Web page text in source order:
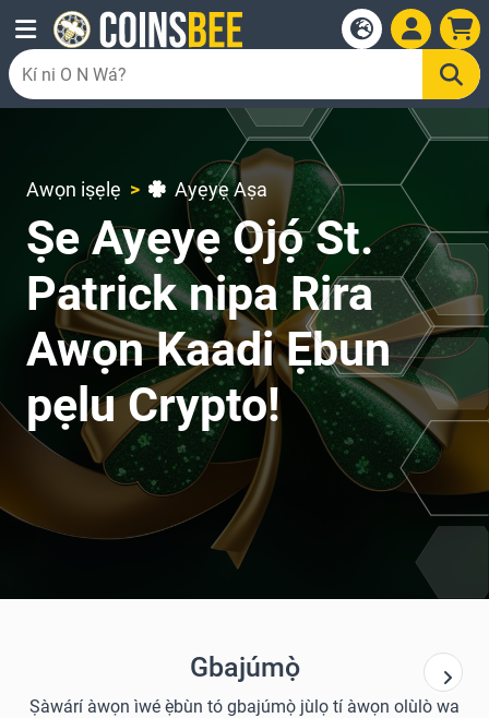
Awọn iṣẹlẹ Ayẹyẹ Aṣa
Ṣe Ayẹyẹ Ọjọ́ St.
Patrick nipa Rira
Awọn Kaadi Ẹbun
pẹlu Crypto!
Gbajúmọ̀
Ṣàwárí àwọn ìwé ẹ̀bùn tó gbajúmọ̀ jùlọ tí àwọn olùlò wa